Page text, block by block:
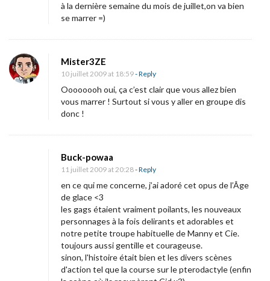
à la dernière semaine du mois de juillet,on va bien
se marrer =)
Mister3ZE
10 juillet 2009 at 18:59- Reply
Oooooooh oui, ça c’est clair que vous allez bien
vous marrer ! Surtout si vous y aller en groupe dis
donc !
Buck-powaa
11 juillet 2009 at 20:28- Reply
en ce qui me concerne, j’ai adoré cet opus de l’Âge
de glace <3
les gags étaient vraiment poilants, les nouveaux
personnages à la fois delirants et adorables et
notre petite troupe habituelle de Manny et Cie.
toujours aussi gentille et courageuse.
sinon, l'histoire était bien et les divers scènes
d'action tel que la course sur le pterodactyle (enfin